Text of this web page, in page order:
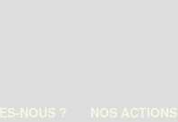
NOUS ? NOS ACTIONS